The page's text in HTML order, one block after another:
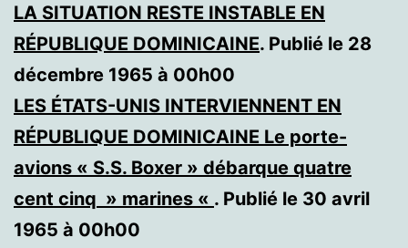
LA SITUATION RESTE INSTABLE EN
RÉPUBLIQUE DOMINICAINE. Publié le 28
décembre 1965 à 00h00
LES ÉTATS-UNIS INTERVIENNENT EN
RÉPUBLIQUE DOMINICAINE Le porte-
avions « S.S. Boxer » débarque quatre
cent cinq » marines « . Publié le 30 avril
1965 à 00h00